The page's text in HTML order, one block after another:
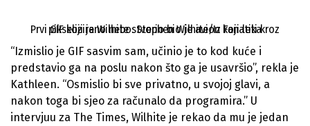
Prvi GIF koji je Wilhite stvorio bio je avion koji leti kroz pikselizirano nebo. Stephen Wilhite/Iz Fanatika
“Izmislio je GIF sasvim sam, učinio je to kod kuće i
predstavio ga na poslu nakon što ga je usavršio”, rekla je
Kathleen. “Osmislio bi sve privatno, u svojoj glavi, a
nakon toga bi sjeo za računalo da programira.” U
intervjuu za The Times, Wilhite je rekao da mu je jedan